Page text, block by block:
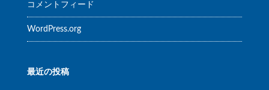
コメントフィード
WordPress.org
最近の投稿